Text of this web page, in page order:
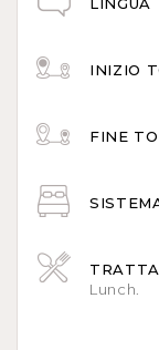
LINGUA
INIZIO
FINE
Lunch.